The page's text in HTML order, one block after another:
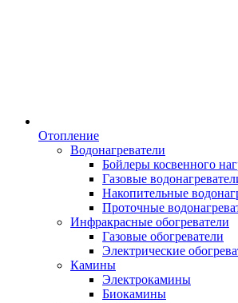
Отопление
Водонагреватели
Бойлеры косвенного
Газовые
Накопительные
Проточные
Инфракрасные обогреватели
Газовые обогреватели
Электрические
Камины
Электрокамины
Биокамины